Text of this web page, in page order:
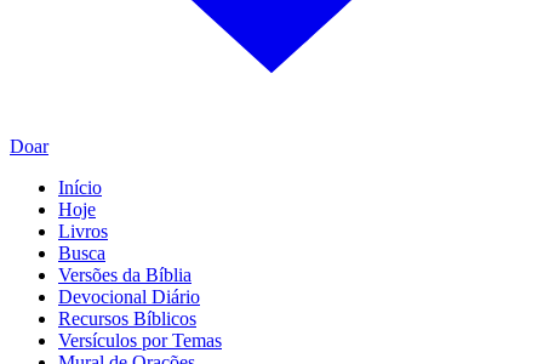
Doar
Início
Hoje
Livros
Busca
Versões da Bíblia
Devocional Diário
Recursos Bíblicos
Versículos por Temas